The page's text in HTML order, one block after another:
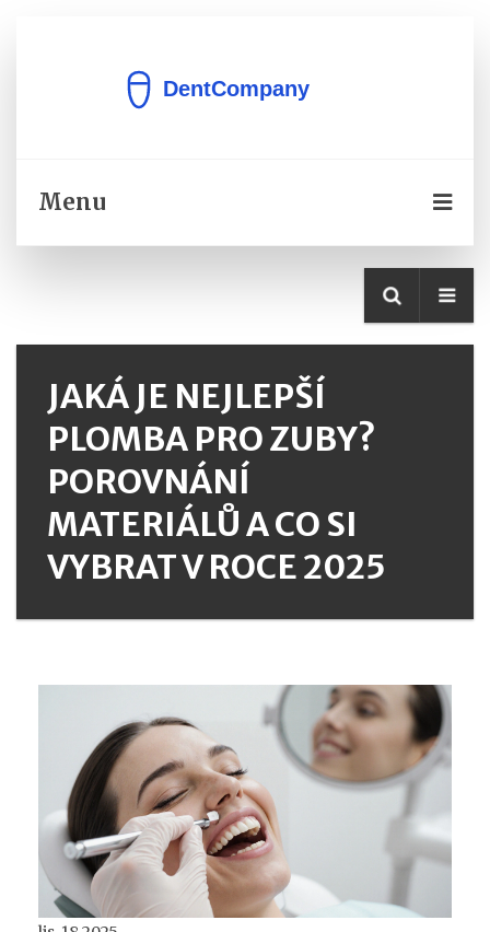
Menu
JAKÁ JE NEJLEPŠÍ
PLOMBA PRO ZUBY?
POROVNÁNÍ
MATERIÁLŮ A CO SI
VYBRAT V ROCE 2025